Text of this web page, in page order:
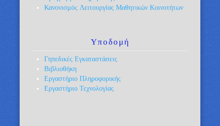
Κανονισμός Λειτουργίας Μαθητικών Κοινοτήτων
Υποδομή
Γηπεδικές Εγκαταστάσεις
Βιβλιοθήκη
Εργαστήριο Πληροφορικής
Εργαστήριο Τεχνολογίας